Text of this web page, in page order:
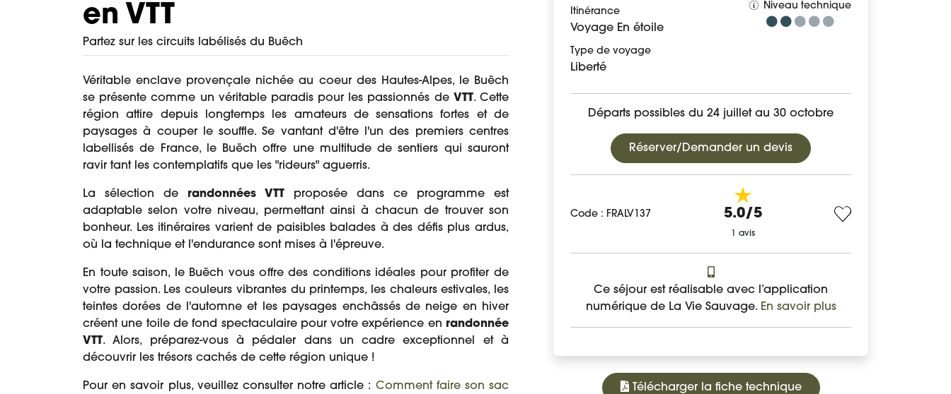
en VTT
Partez sur les circuits labélisés du Buëch
Véritable enclave provençale nichée au coeur des Hautes-Alpes, le Buëch
se présente comme un véritable paradis pour les passionnés de VTT. Cette
région attire depuis longtemps les amateurs de sensations fortes et de
paysages à couper le souffle. Se vantant d'être l'un des premiers centres
labellisés de France, le Buëch offre une multitude de sentiers qui sauront
ravir tant les contemplatifs que les "rideurs" aguerris.
La sélection de randonnées VTT proposée dans ce programme est
adaptable selon votre niveau, permettant ainsi à chacun de trouver son
bonheur. Les itinéraires varient de paisibles balades à des défis plus ardus,
où la technique et l'endurance sont mises à l'épreuve.
En toute saison, le Buëch vous offre des conditions idéales pour profiter de
votre passion. Les couleurs vibrantes du printemps, les chaleurs estivales, les
teintes dorées de l'automne et les paysages enchâssés de neige en hiver
créent une toile de fond spectaculaire pour votre expérience en randonnée
VTT. Alors, préparez-vous à pédaler dans un cadre exceptionnel et à
découvrir les trésors cachés de cette région unique !
Pour en savoir plus, veuillez consulter notre article : Comment faire son sac
Itinérance
Voyage En étoile
Type de voyage
Liberté
Niveau technique
Départs possibles du 24 juillet au 30 octobre
Réserver/Demander un devis
Code : FRALV137 5.0/5
1 avis
Ce séjour est réalisable avec l’application
numérique de La Vie Sauvage. En savoir plus
Télécharger la fiche technique